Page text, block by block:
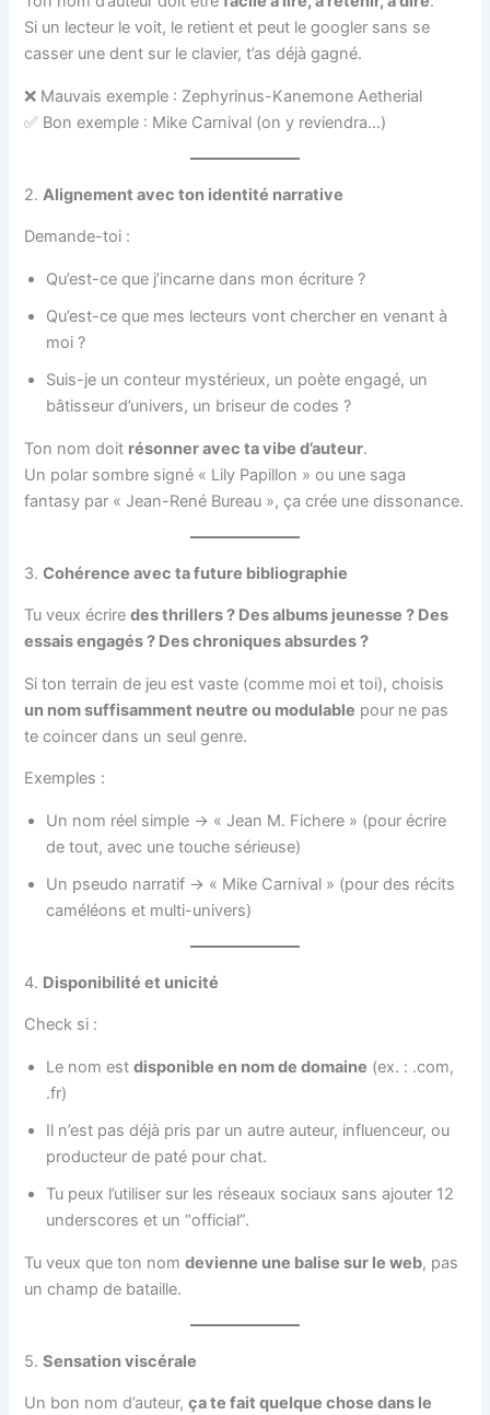
Si un lecteur le voit, le retient et peut le googler sans se
casser une dent sur le clavier, t’as déjà gagné.
❌ Mauvais exemple : Zephyrinus-Kanemone Aetherial
✅ Bon exemple : Mike Carnival (on y reviendra…)
2.Alignement avec ton identité narrative
Demande-toi :
Qu’est-ce que j’incarne dans mon écriture ?
Qu’est-ce que mes lecteurs vont chercher en venant à
moi ?
Suis-je un conteur mystérieux, un poète engagé, un
bâtisseur d’univers, un briseur de codes ?
Ton nom doit résonner avec ta vibe d’auteur.
Un polar sombre signé « Lily Papillon » ou une saga
fantasy par « Jean-René Bureau », ça crée une dissonance.
3.Cohérence avec ta future bibliographie
Tu veux écriredes thrillers ? Des albums jeunesse ? Des
essais engagés ? Des chroniques absurdes ?
Si ton terrain de jeu est vaste (comme moi et toi), choisis
un nom suffisamment neutre ou modulable pour ne pas
te coincer dans un seul genre.
Exemples :
Un nom réel simple → « Jean M. Fichere » (pour écrire
de tout, avec une touche sérieuse)
Un pseudo narratif → « Mike Carnival » (pour des récits
caméléons et multi-univers)
4. Disponibilité et unicité
Check si :
Le nom estdisponible en nom de domaine (ex. : .com,
.fr)
Il n’est pas déjà pris par un autre auteur, influenceur, ou
producteur de paté pour chat.
Tu peux l’utiliser sur les réseaux sociaux sans ajouter 12
underscores et un “official”.
Tu veux que ton nomdevienne une balise sur le web, pas
un champ de bataille.
5.Sensation viscérale
Un bon nom d’auteur,ça te fait quelque chose dans le